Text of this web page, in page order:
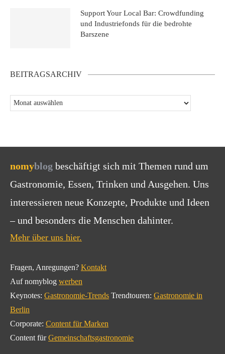
Support Your Local Bar: Crowdfunding
und Industriefonds für die bedrohte
Barszene
BEITRAGSARCHIV
nomyblog beschäftigt sich mit Themen rund um
Gastronomie, Essen, Trinken und Ausgehen. Uns
interessieren neue Konzepte, Produkte und Ideen
– und besonders die Menschen dahinter.
Mehr über uns hier.
Fragen, Anregungen? Kontakt
Auf nomyblog werben
Keynotes: Gastronomie-Trends Trendtouren: Gastronomie in
Berlin
Corporate: Content für Marken
Content fürGemeinschaftsgastronomie